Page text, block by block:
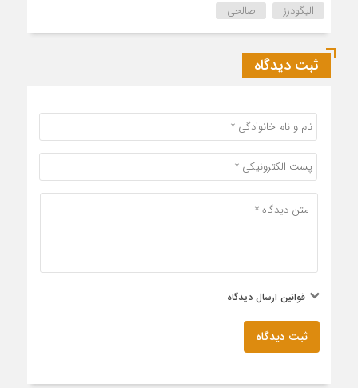
الیگودرز صالحی
ثبت دیدگاه
قوانین ارسال دیدگاه
ثبت دیدگاه